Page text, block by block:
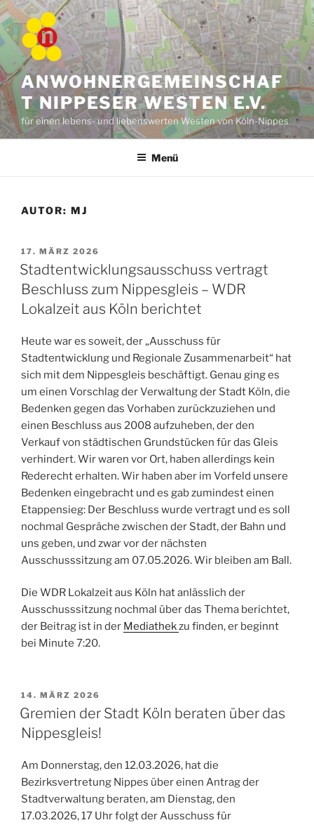
Zum
Inhalt
springen
ANWOHNERGEMEINSCHAF
T NIPPESER WESTEN E.V.
für einen lebens- und liebenswerten Westen von Köln-Nippes
Menü
AUTOR: MJ
VERÖFFENTLICHT
AM
17. MÄRZ 2026
Stadtentwicklungsausschuss vertragt
Beschluss zum Nippesgleis – WDR
Lokalzeit aus Köln berichtet
Heute war es soweit, der „Ausschuss für
Stadtentwicklung und Regionale Zusammenarbeit“ hat
sich mit dem Nippesgleis beschäftigt. Genau ging es
um einen Vorschlag der Verwaltung der Stadt Köln, die
Bedenken gegen das Vorhaben zurückzuziehen und
einen Beschluss aus 2008 aufzuheben, der den
Verkauf von städtischen Grundstücken für das Gleis
verhindert. Wir waren vor Ort, haben allerdings kein
Rederecht erhalten. Wir haben aber im Vorfeld unsere
Bedenken eingebracht und es gab zumindest einen
Etappensieg: Der Beschluss wurde vertragt und es soll
nochmal Gespräche zwischen der Stadt, der Bahn und
uns geben, und zwar vor der nächsten
Ausschusssitzung am 07.05.2026. Wir bleiben am Ball.
Die WDR Lokalzeit aus Köln hat anlässlich der
Ausschusssitzung nochmal über das Thema berichtet,
der Beitrag ist in der Mediathekzu finden, er beginnt
bei Minute 7:20.
VERÖFFENTLICHT
AM
14. MÄRZ 2026
Gremien der Stadt Köln beraten über das
Nippesgleis!
Am Donnerstag, den 12.03.2026, hat die
Bezirksvertretung Nippes über einen Antrag der
Stadtverwaltung beraten, am Dienstag, den
17.03.2026, 17 Uhr folgt der Ausschuss für